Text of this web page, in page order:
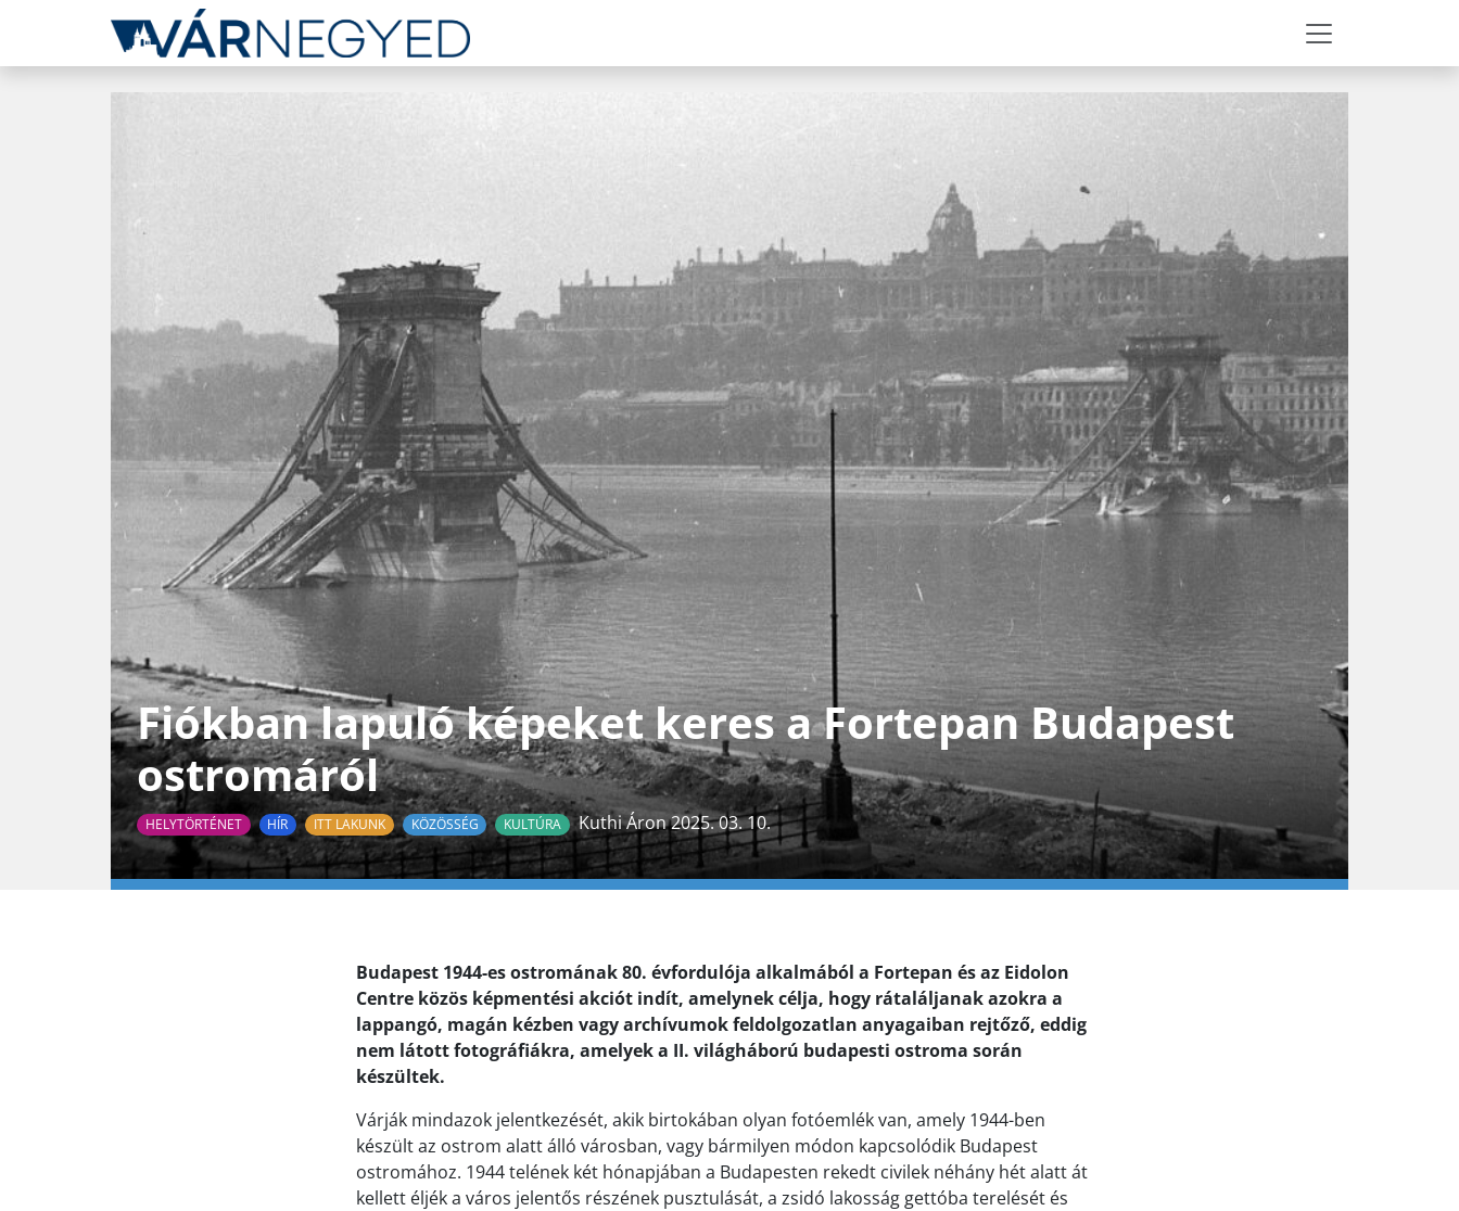
Fiókban lapuló képeket keres a Fortepan Budapest
ostromáról
HELYTÖRTÉNET HÍR ITT LAKUNK KÖZÖSSÉG KULTÚRA Kuthi Áron 2025. 03. 10.
Budapest 1944-es ostromának 80. évfordulója alkalmából a Fortepan és az Eidolon
Centre közös képmentési akciót indít, amelynek célja, hogy rátaláljanak azokra a
lappangó, magán kézben vagy archívumok feldolgozatlan anyagaiban rejtőző, eddig
nem látott fotográfiákra, amelyek a II. világháború budapesti ostroma során
készültek.
Várják mindazok jelentkezését, akik birtokában olyan fotóemlék van, amely 1944-ben
készült az ostrom alatt álló városban, vagy bármilyen módon kapcsolódik Budapest
ostromához. 1944 telének két hónapjában a Budapesten rekedt civilek néhány hét alatt át
kellett éljék a város jelentős részének pusztulását, a zsidó lakosság gettóba terelését és